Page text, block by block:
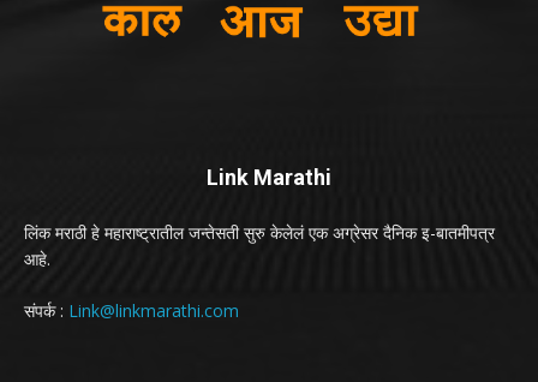
Link Marathi
लिंक मराठी हे महाराष्ट्रातील जन्तेसती सुरु केलेलं एक अग्रेसर दैनिक इ-बातमीपत्र
आहे.
संपर्क : Link@linkmarathi.com